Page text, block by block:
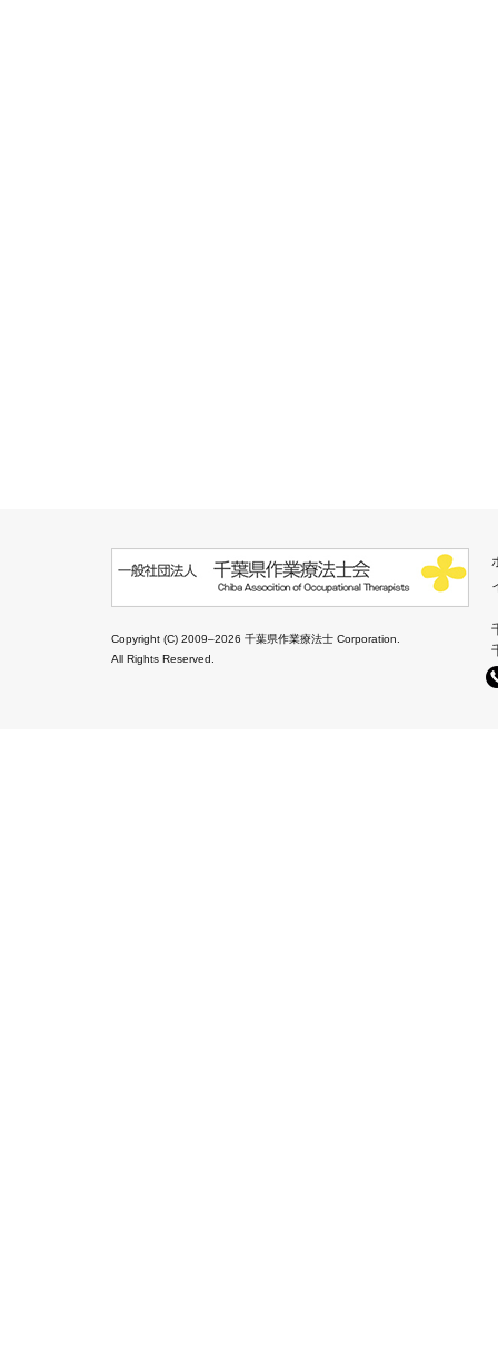
Copyright (C) 2009–2026 千葉県作業療法士 Corporation.
All Rights Reserved.